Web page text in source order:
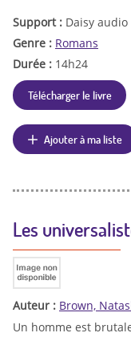
Support : Daisy
Genre : Romans
Durée : 14h24
Télécharger le livre
Ajouter à ma liste
Les
Auteur : Brown,
Un homme est